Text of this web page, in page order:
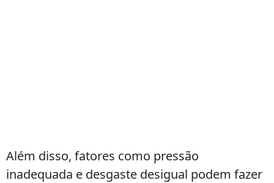
Além disso, fatores como pressão
inadequada e desgaste desigual podem fazer